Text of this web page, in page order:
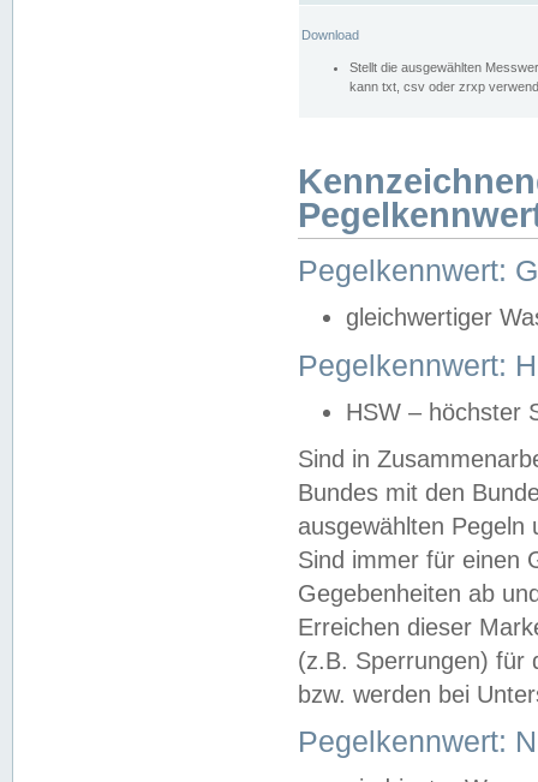
Download
Stellt die ausgewählten
kann txt, csv oder zrxp
Pegelkennwert:
gleichwertiger
Pegelkennwert:
HSW – höchster
Sind in
Bundes mit den
ausgewählten
Sind immer für einen
Gegebenheiten ab
Erreichen dieser
(z.B. Sperrungen) für
bzw. werden bei
Pegelkennwert: